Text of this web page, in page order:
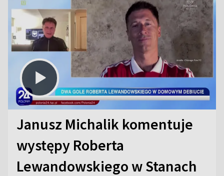
Janusz Michalik komentuje
występy Roberta
Lewandowskiego w Stanach